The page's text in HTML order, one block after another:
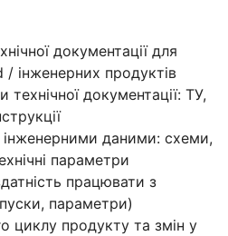
документації для
інженерних продуктів
технічної документації: ТУ,
інженерними даними: схеми,
параметри
працювати з
параметри)
циклу продукту та змін у